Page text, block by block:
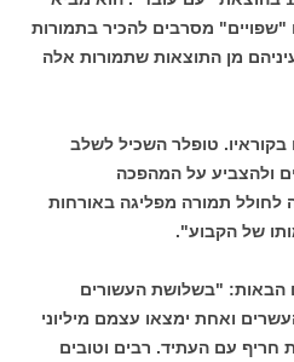
מסרבים להכיר בתמורות
מן התוצאות שתמורות אלה
טופלר השכיל לשלב
ולהצביע על המהפכה
לחולל תמורה מפליגה באורחות
של הקבוע".
הבאות: "בשלושת העשורים
ואחת ימצאו עצמם מיליוני
חריף עם העתיד. רבים וטובים